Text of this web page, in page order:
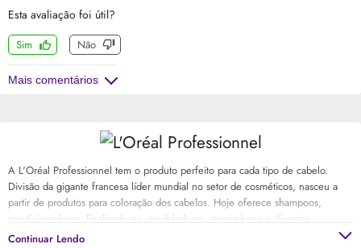
Esta avaliação foi útil?
Sim Não
Mais comentários
A L'Oréal Professionnel tem o produto perfeito para cada tipo de cabelo.
Divisão da gigante francesa líder mundial no setor de cosméticos, nasceu a
partir de produtos para coloração dos cabelos. Hoje oferece shampoos,
condicionadores, finalizadores, modeladores, reparadores e diversos
tratamentos de cabelo, além das colorações. Sinta a diferença dos produtos
Continuar Lendo